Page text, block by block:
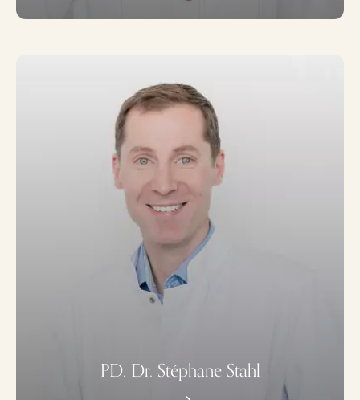
PD. Dr. Stéphane Stahl